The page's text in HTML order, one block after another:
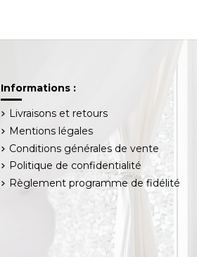
Informations :
Livraisons et retours
Mentions légales
Conditions générales de vente
Politique de confidentialité
Règlement programme de fidélité